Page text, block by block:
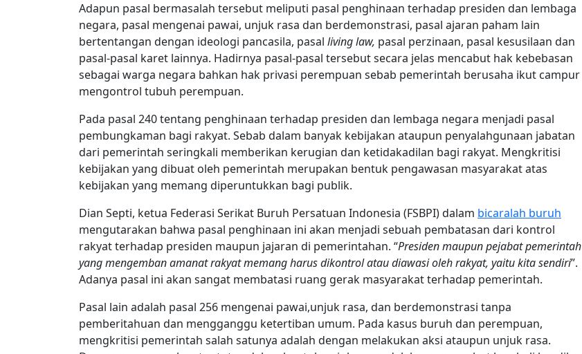
Adapun pasal bermasalah tersebut meliputi pasal penghinaan terhadap presiden dan lembaga
negara, pasal mengenai pawai, unjuk rasa dan berdemonstrasi, pasal ajaran paham lain
bertentangan dengan ideologi pancasila, pasal living law, pasal perzinaan, pasal kesusilaan dan
pasal-pasal karet lainnya. Hadirnya pasal-pasal tersebut secara jelas mencabut hak kebebasan
sebagai warga negara bahkan hak privasi perempuan sebab pemerintah berusaha ikut campur
mengontrol tubuh perempuan.
Pada pasal 240 tentang penghinaan terhadap presiden dan lembaga negara menjadi pasal
pembungkaman bagi rakyat. Sebab dalam banyak kebijakan ataupun penyalahgunaan jabatan
dari pemerintah seringkali memberikan kerugian dan ketidakadilan bagi rakyat. Mengkritisi
kebijakan yang dibuat oleh pemerintah merupakan bentuk pengawasan masyarakat atas
kebijakan yang memang diperuntukkan bagi publik.
Dian Septi, ketua Federasi Serikat Buruh Persatuan Indonesia (FSBPI) dalam bicaralah buruh
mengutarakan bahwa pasal penghinaan ini akan menjadi sebuah pembatasan dari kontrol
rakyat terhadap presiden maupun jajaran di pemerintahan. “Presiden maupun pejabat pemerintah
yang mengemban amanat rakyat memang harus dikontrol atau diawasi oleh rakyat, yaitu kita sendiri”.
Adanya pasal ini akan sangat membatasi ruang gerak masyarakat terhadap pemerintah.
Pasal lain adalah pasal 256 mengenai pawai,unjuk rasa, dan berdemonstrasi tanpa
pemberitahuan dan mengganggu ketertiban umum. Pada kasus buruh dan perempuan,
mengkritisi pemerintah salah satunya adalah dengan melakukan aksi ataupun unjuk rasa.